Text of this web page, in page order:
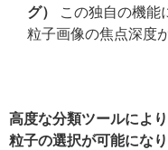
グ）
この独自の機能
粒子画像の焦点深度
高度な分類ツールによ
粒子の選択が可能になり